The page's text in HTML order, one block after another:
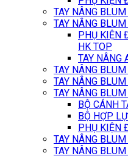
TAY NÂNG
TAY NÂNG
PHỤ KIỆN
HK TOP
TAY NÂNG
TAY NÂNG
TAY NÂNG
TAY NÂNG
BỘ CÁNH
BỘ HỢP
PHỤ KIỆN
TAY NÂNG
TAY NÂNG